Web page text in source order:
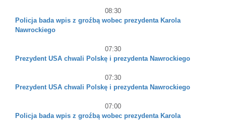
08:30
Policja bada wpis z groźbą wobec prezydenta Karola
Nawrockiego
07:30
Prezydent USA chwali Polskę i prezydenta Nawrockiego
07:30
Prezydent USA chwali Polskę i prezydenta Nawrockiego
07:00
Policja bada wpis z groźbą wobec prezydenta Karola